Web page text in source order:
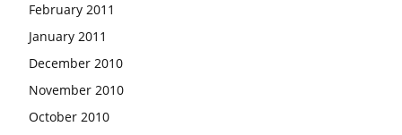
February 2011
January 2011
December 2010
November 2010
October 2010